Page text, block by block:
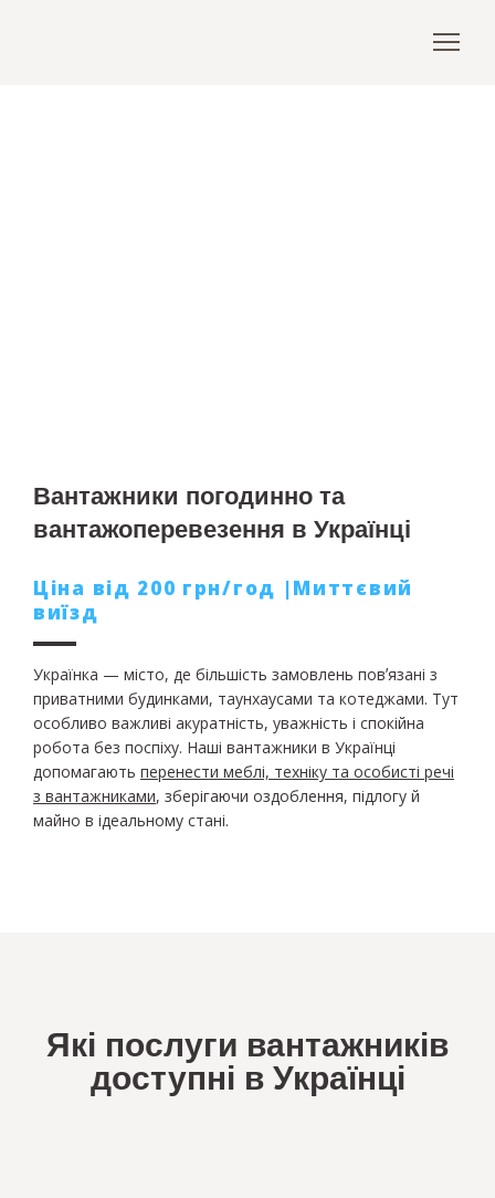
Вантажники погодинно та
вантажоперевезення в Українці
Ціна від 200 грн/год |Миттєвий
виїзд
Українка — місто, де більшість замовлень повʼязані з
приватними будинками, таунхаусами та котеджами. Тут
особливо важливі акуратність, уважність і спокійна
робота без поспіху. Наші вантажники в Українці
допомагають перенести меблі, техніку та особисті речі
з вантажниками, зберігаючи оздоблення, підлогу й
майно в ідеальному стані.
Які послуги вантажників
доступні в Українці